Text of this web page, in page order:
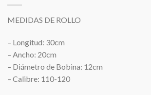
MEDIDAS DE ROLLO
– Longitud: 30cm
– Ancho: 20cm
– Diámetro de Bobina: 12cm
– Calibre: 110-120